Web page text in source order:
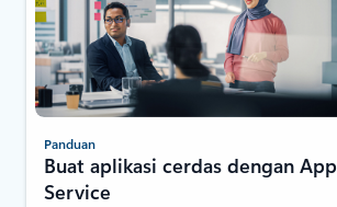
Panduan
Buat aplikasi cerdas dengan App
Service